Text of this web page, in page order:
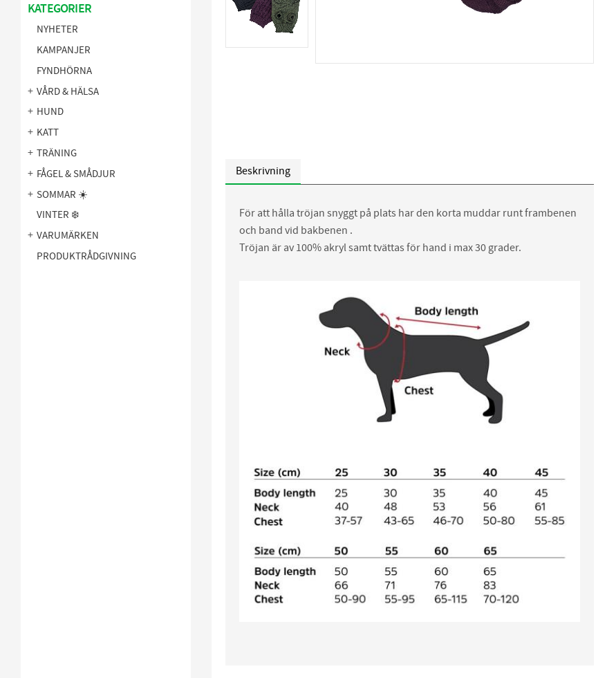
Beskrivning
För att hålla tröjan snyggt på plats har den korta muddar runt frambenen
och band vid bakbenen .
Tröjan är av 100% akryl samt tvättas för hand i max 30 grader.
KATEGORIER
NYHETER
KAMPANJER
FYNDHÖRNA
VÅRD & HÄLSA
HUND
KATT
TRÄNING
FÅGEL & SMÅDJUR
SOMMAR ☀️
VINTER ❄️
VARUMÄRKEN
PRODUKTRÅDGIVNING